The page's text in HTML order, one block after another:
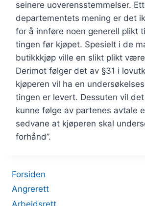
seinere uoverensstemmelser.
departementets mening er det
for å innføre noen generell plikt
tingen før kjøpet. Spesielt i de
butikkkjøp ville en slikt plikt
Derimot følger det av §31 i
kjøperen vil ha en
tingen er levert. Dessuten vil
kunne følge av partenes avtale
sedvane at kjøperen skal
forhånd”.
Forsiden
Angrerett
Arbeidsrett